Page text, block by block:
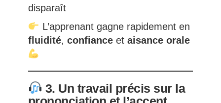
disparaît
L’apprenant gagne rapidement en
fluidité, confianceet aisance orale
3. Un travail précis sur la